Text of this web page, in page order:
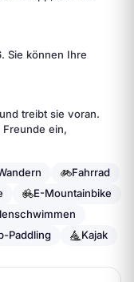
Sie können Ihre
treibt sie voran.
Freunde ein,
Fahrrad
E-Mountainbike
Paddling
Kajak